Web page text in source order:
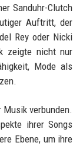
Sanduhr-Clutch
Auftritt, der
Rey oder Nicki
zeigte nicht nur
Mode als
verbunden.
ihrer Songs
Ebene, um ihre